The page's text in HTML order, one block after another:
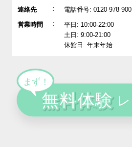
連絡先 : 電話番号: 0120-978-900
営業時間 :
平日: 10:00-22:00
土日: 9:00-21:00
休館日: 年末年始